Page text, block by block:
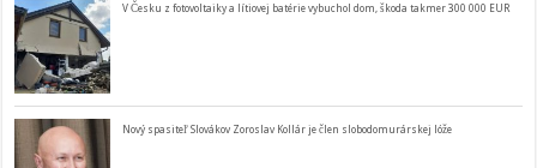
V Česku z fotovoltaiky a lítiovej batérie vybuchol dom, škoda takmer 300 000 EUR
Nový spasiteľ Slovákov Zoroslav Kollár je člen slobodomurárskej lóže